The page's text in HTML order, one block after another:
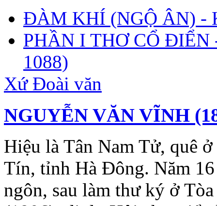
ĐÀM KHÍ (NGỘ ÂN) -
PHẦN I THƠ CỔ
1088)
Xứ Đoài văn
NGUYỄN VĂN VĨNH
Hiệu là Tân Nam Tử, quê
Tín, tỉnh Hà Đông. Năm
ngôn, sau làm thư ký ở